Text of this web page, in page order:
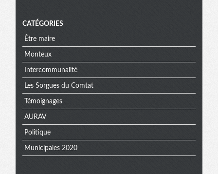
CATÉGORIES
Être maire
Monteux
Intercommunalité
Les Sorgues du Comtat
Témoignages
AURAV
Politique
Municipales 2020